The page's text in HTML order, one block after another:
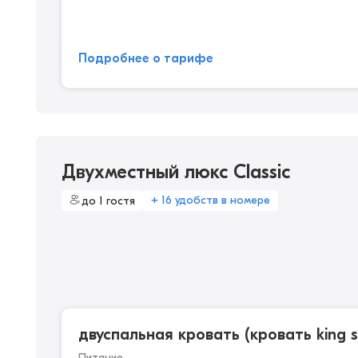
Подробнее о тарифе
Двухместный люкс Classic
до 1 гостя + 16 удобств в номере
двуспальная кровать (кровать king